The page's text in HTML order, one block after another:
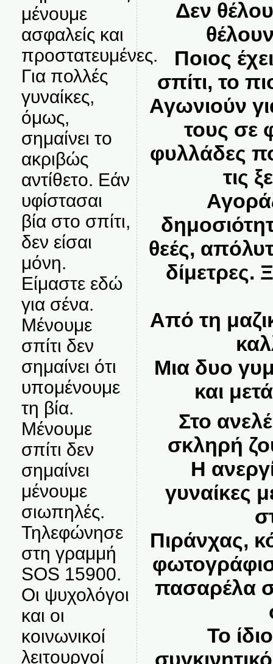
μένουμε
ασφαλείς και
προστατευμένες.
Για πολλές
γυναίκες,
όμως,
σημαίνει το
ακριβώς
αντίθετο. Εάν
υφίστασαι
βία στο σπίτι,
δεν είσαι
μόνη.
Είμαστε εδώ
για σένα.
Μένουμε
σπίτι δεν
σημαίνει ότι
υπομένουμε
τη βία.
Μένουμε
σπίτι δεν
σημαίνει
μένουμε
σιωπηλές.
Τηλεφώνησε
στη γραμμή
SOS 15900.
Οι ψυχολόγοι
και οι
κοινωνικοί
λειτουργοί
Δεν
Ποιος
σπίτι, το
Αγωνιούν
τους σε
φυλλάδες
τις
θεές,
δίμετρες.
Από τη
Μια δυο
και
Στο
σκληρή
Η
γυναίκες
Πιράνχας,
πασαρέλα
Το